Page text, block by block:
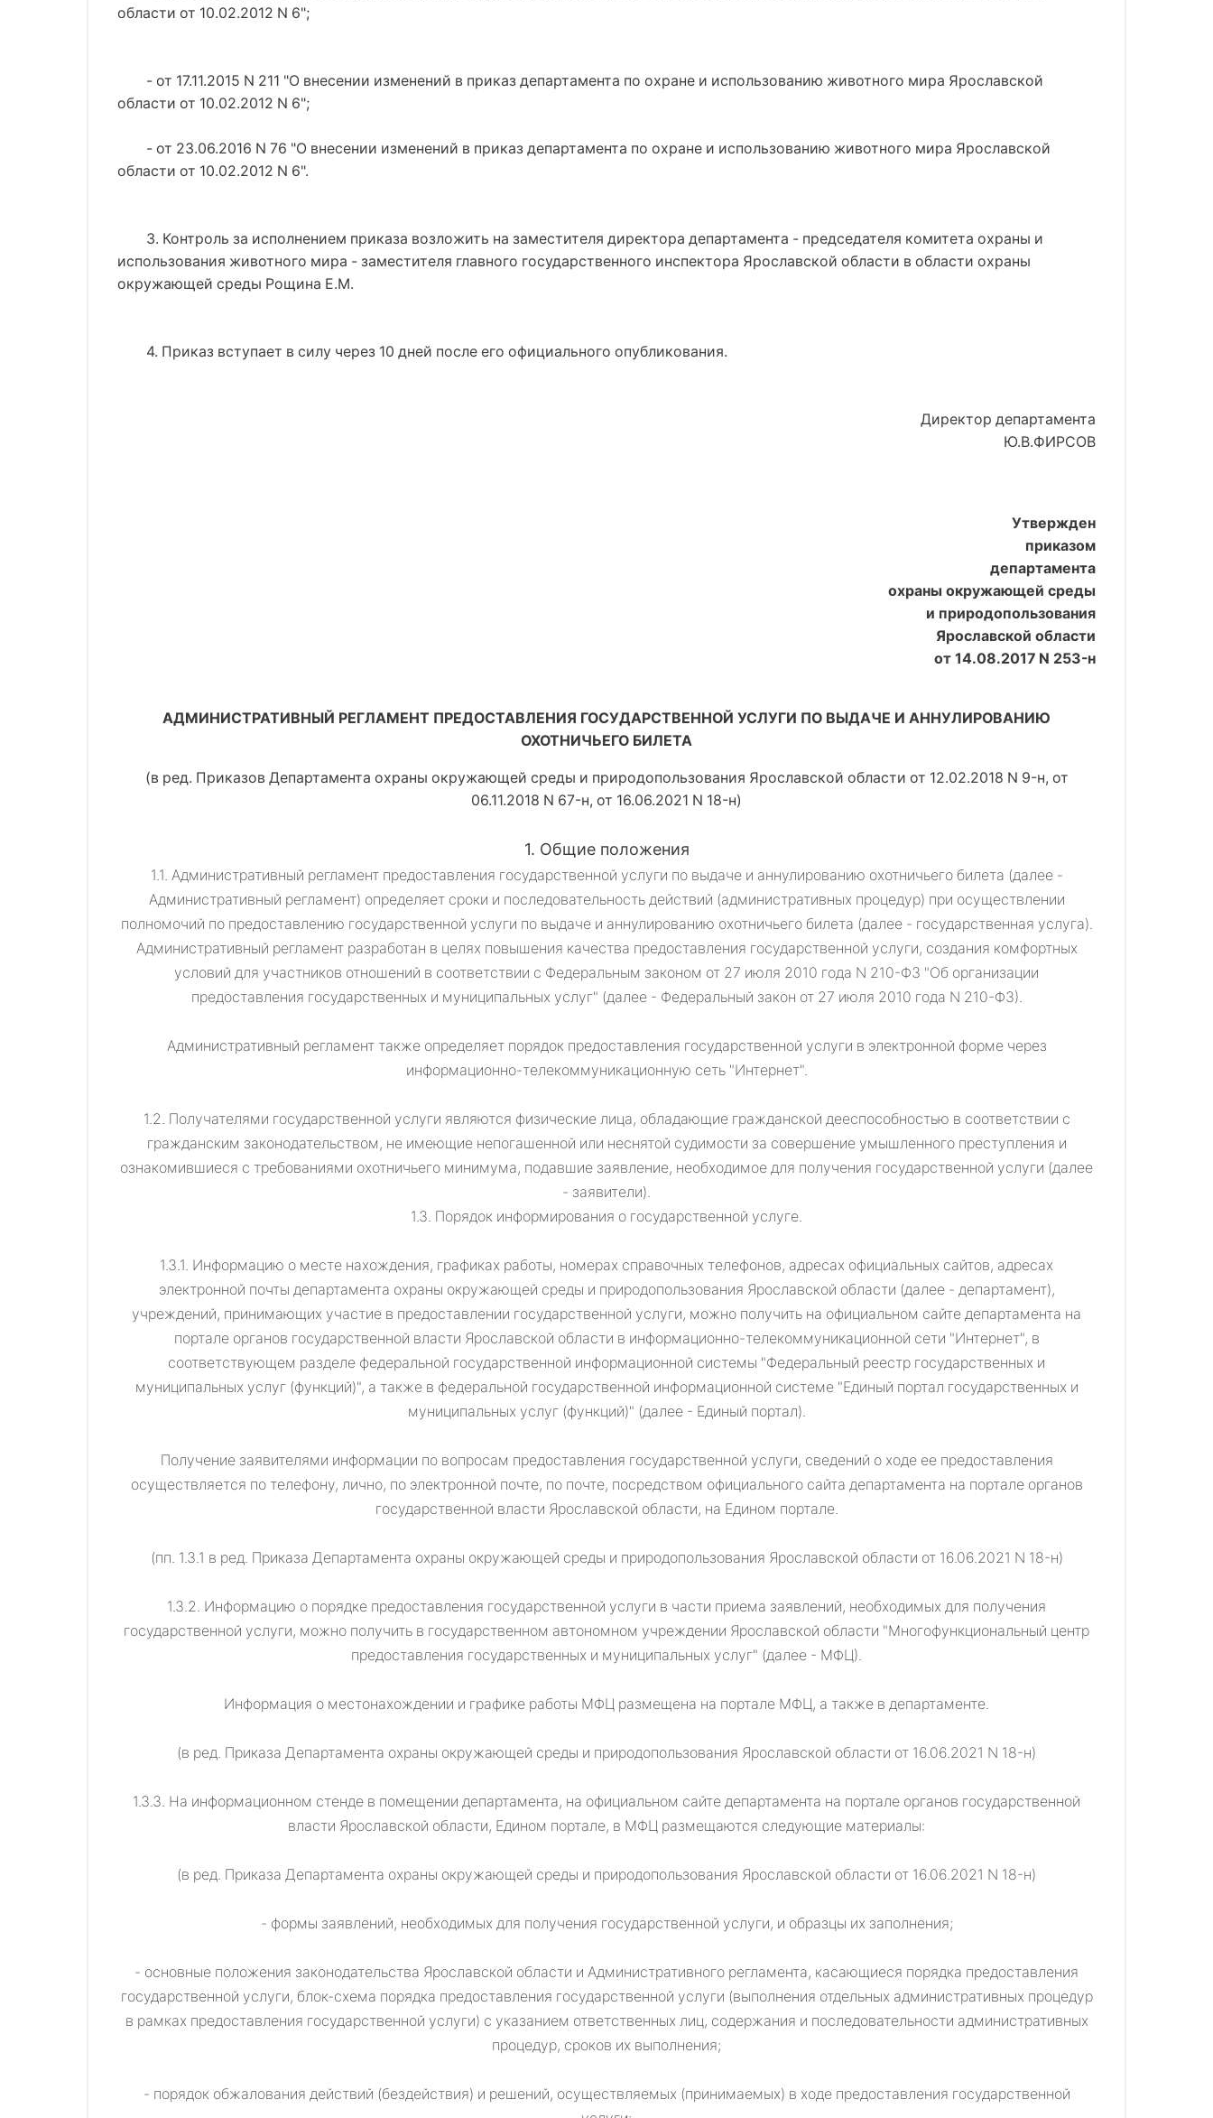
области от 10.02.2012 N 6";
- от 17.11.2015 N 211 "О внесении изменений в приказ департамента по охране и использованию животного мира Ярославской
области от 10.02.2012 N 6";
- от 23.06.2016 N 76 "О внесении изменений в приказ департамента по охране и использованию животного мира Ярославской
области от 10.02.2012 N 6".
3. Контроль за исполнением приказа возложить на заместителя директора департамента - председателя комитета охраны и
использования животного мира - заместителя главного государственного инспектора Ярославской области в области охраны
окружающей среды Рощина Е.М.
4. Приказ вступает в силу через 10 дней после его официального опубликования.
Директор департамента
Ю.В.ФИРСОВ
Утвержден
приказом
департамента
охраны окружающей среды
и природопользования
Ярославской области
от 14.08.2017 N 253-н
АДМИНИСТРАТИВНЫЙ РЕГЛАМЕНТ ПРЕДОСТАВЛЕНИЯ ГОСУДАРСТВЕННОЙ УСЛУГИ ПО ВЫДАЧЕ И АННУЛИРОВАНИЮ
ОХОТНИЧЬЕГО БИЛЕТА
(в ред. Приказов Департамента охраны окружающей среды и природопользования Ярославской области от 12.02.2018 N 9-н, от
06.11.2018 N 67-н, от 16.06.2021 N 18-н)
1. Общие положения
1.1. Административный регламент предоставления государственной услуги по выдаче и аннулированию охотничьего билета (далее -
Административный регламент) определяет сроки и последовательность действий (административных процедур) при осуществлении
полномочий по предоставлению государственной услуги по выдаче и аннулированию охотничьего билета (далее - государственная услуга).
Административный регламент разработан в целях повышения качества предоставления государственной услуги, создания комфортных
условий для участников отношений в соответствии с Федеральным законом от 27 июля 2010 года N 210-ФЗ "Об организации
предоставления государственных и муниципальных услуг" (далее - Федеральный закон от 27 июля 2010 года N 210-ФЗ).
Административный регламент также определяет порядок предоставления государственной услуги в электронной форме через
информационно-телекоммуникационную сеть "Интернет".
1.2. Получателями государственной услуги являются физические лица, обладающие гражданской дееспособностью в соответствии с
гражданским законодательством, не имеющие непогашенной или неснятой судимости за совершение умышленного преступления и
ознакомившиеся с требованиями охотничьего минимума, подавшие заявление, необходимое для получения государственной услуги (далее
- заявители).
1.3. Порядок информирования о государственной услуге.
1.3.1. Информацию о месте нахождения, графиках работы, номерах справочных телефонов, адресах официальных сайтов, адресах
электронной почты департамента охраны окружающей среды и природопользования Ярославской области (далее - департамент),
учреждений, принимающих участие в предоставлении государственной услуги, можно получить на официальном сайте департамента на
портале органов государственной власти Ярославской области в информационно-телекоммуникационной сети "Интернет", в
соответствующем разделе федеральной государственной информационной системы "Федеральный реестр государственных и
муниципальных услуг (функций)", а также в федеральной государственной информационной системе "Единый портал государственных и
муниципальных услуг (функций)" (далее - Единый портал).
Получение заявителями информации по вопросам предоставления государственной услуги, сведений о ходе ее предоставления
осуществляется по телефону, лично, по электронной почте, по почте, посредством официального сайта департамента на портале органов
государственной власти Ярославской области, на Едином портале.
(пп. 1.3.1 в ред. Приказа Департамента охраны окружающей среды и природопользования Ярославской области от 16.06.2021 N 18-н)
1.3.2. Информацию о порядке предоставления государственной услуги в части приема заявлений, необходимых для получения
государственной услуги, можно получить в государственном автономном учреждении Ярославской области "Многофункциональный центр
предоставления государственных и муниципальных услуг" (далее - МФЦ).
Информация о местонахождении и графике работы МФЦ размещена на портале МФЦ, а также в департаменте.
(в ред. Приказа Департамента охраны окружающей среды и природопользования Ярославской области от 16.06.2021 N 18-н)
1.3.3. На информационном стенде в помещении департамента, на официальном сайте департамента на портале органов государственной
власти Ярославской области, Едином портале, в МФЦ размещаются следующие материалы:
(в ред. Приказа Департамента охраны окружающей среды и природопользования Ярославской области от 16.06.2021 N 18-н)
- формы заявлений, необходимых для получения государственной услуги, и образцы их заполнения;
- основные положения законодательства Ярославской области и Административного регламента, касающиеся порядка предоставления
государственной услуги, блок-схема порядка предоставления государственной услуги (выполнения отдельных административных процедур
в рамках предоставления государственной услуги) с указанием ответственных лиц, содержания и последовательности административных
процедур, сроков их выполнения;
- порядок обжалования действий (бездействия) и решений, осуществляемых (принимаемых) в ходе предоставления государственной